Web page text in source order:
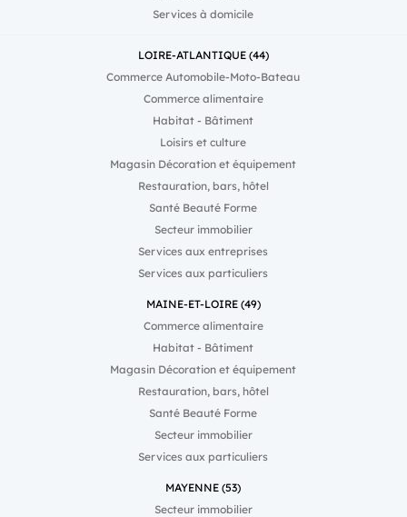
Services à domicile
LOIRE-ATLANTIQUE (44)
Commerce Automobile-Moto-Bateau
Commerce alimentaire
Habitat - Bâtiment
Loisirs et culture
Magasin Décoration et équipement
Restauration, bars, hôtel
Santé Beauté Forme
Secteur immobilier
Services aux entreprises
Services aux particuliers
MAINE-ET-LOIRE (49)
Commerce alimentaire
Habitat - Bâtiment
Magasin Décoration et équipement
Restauration, bars, hôtel
Santé Beauté Forme
Secteur immobilier
Services aux particuliers
MAYENNE (53)
Secteur immobilier